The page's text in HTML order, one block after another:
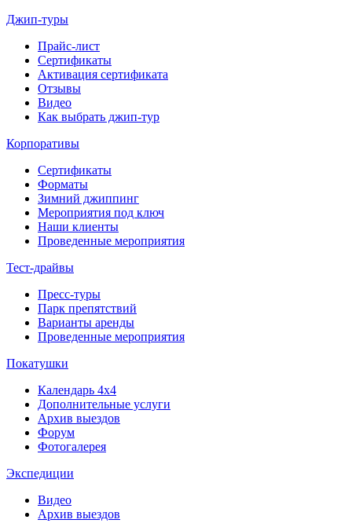
Джип-туры
Прайс-лист
Сертификаты
Активация сертификата
Отзывы
Видео
Как выбрать джип-тур
Корпоративы
Сертификаты
Форматы
Зимний джиппинг
Мероприятия под ключ
Наши клиенты
Проведенные мероприятия
Тест-драйвы
Пресс-туры
Парк препятствий
Варианты аренды
Проведенные мероприятия
Покатушки
Календарь 4х4
Дополнительные услуги
Архив выездов
Форум
Фотогалерея
Экспедиции
Видео
Архив выездов